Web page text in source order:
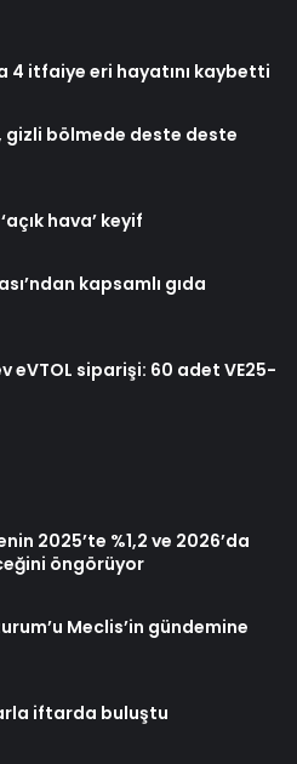
4 itfaiye eri hayatını kaybetti
bölmede deste deste
hava’ keyif
kapsamlı gıda
eVTOL siparişi: 60 adet VE25-
2025’te %1,2 ve 2026’da
öngörüyor
Meclis’in gündemine
iftarda buluştu